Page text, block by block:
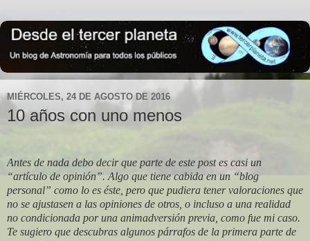
MIÉRCOLES, 24 DE AGOSTO DE 2016
10 años con uno menos
Antes de nada debo decir que parte de este post es casi un
“artículo de opinión”. Algo que tiene cabida en un “blog
personal” como lo es éste, pero que pudiera tener valoraciones que
no se ajustasen a las opiniones de otros, o incluso a una realidad
no condicionada por una animadversión previa, como fue mi caso.
Te sugiero que descubras algunos párrafos de la primera parte de